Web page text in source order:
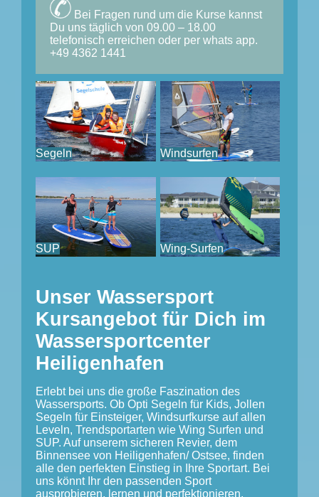
Bei Fragen rund um die Kurse kannst
Du uns täglich von 09.00 – 18.00
telefonisch erreichen oder per whats app.
+49 4362 1441
Segeln Windsurfen
SUP Wing-Surfen
Unser Wassersport
Kursangebot für Dich im
Wassersportcenter
Heiligenhafen
Erlebt bei uns die große Faszination des
Wassersports. Ob Opti Segeln für Kids, Jollen
Segeln für Einsteiger, Windsurfkurse auf allen
Leveln, Trendsportarten wie Wing Surfen und
SUP. Auf unserem sicheren Revier, dem
Binnensee von Heiligenhafen/ Ostsee, finden
alle den perfekten Einstieg in Ihre Sportart. Bei
uns könnt Ihr den passenden Sport
ausprobieren, lernen und perfektionieren.